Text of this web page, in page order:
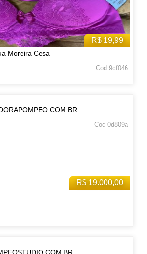
R$ 19,99
Moreira Cesa
Cod 9cf046
R$ 19.000,00
Cod 0d809a